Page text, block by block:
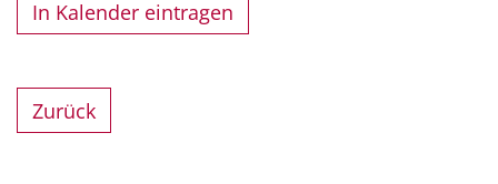
In Kalender eintragen
Zurück